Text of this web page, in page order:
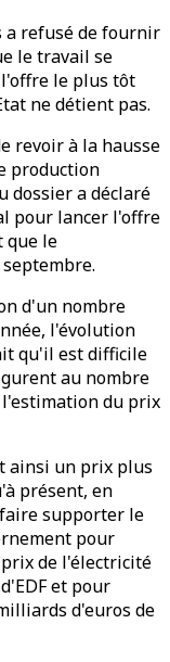
a refusé de fournir
le travail se
le plus tôt
ne détient pas.
revoir à la hausse
production
dossier a déclaré
pour lancer l'offre
que le
d'un nombre
l'évolution
qu'il est difficile
au nombre
du prix
ainsi un prix plus
présent, en
supporter le
pour
de l'électricité
et pour
d'euros de